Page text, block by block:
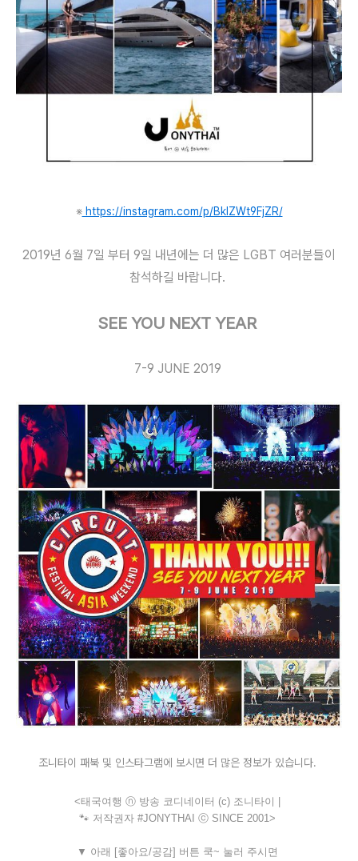
※ https://instagram.com/p/BkIZWt9FjZR/
2019년 6월 7일 부터 9일 내년에는 더 많은 LGBT 여러분들이
참석하길 바랍니다.
SEE YOU NEXT YEAR
7-9 JUNE 2019
조니타이 패북 및 인스타그램에 보시면 더 많은 정보가 있습니다.
<태국여행 ⓝ 방송 코디네이터 (c) 조니타이 |
🐾 저작권자 #JONYTHAI ⓒ SINCE 2001>
▼ 아래 [좋아요/공감] 버튼 쿡~ 눌러 주시면